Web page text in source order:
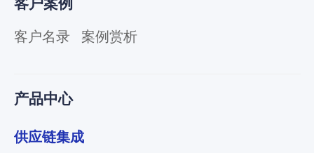
客户名录 案例赏析
产品中心
供应链集成